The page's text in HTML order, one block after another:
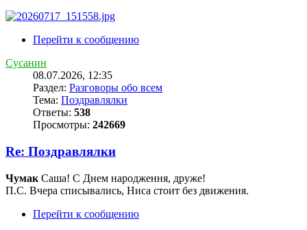
Перейти к сообщению
Сусанин
08.07.2026, 12:35
Раздел: Разговоры обо всем
Тема: Поздравлялки
Ответы: 538
Просмотры: 242669
Re: Поздравлялки
Чумак Саша! С Днем народження, друже!
П.С. Вчера списывались, Ниса стоит без движения.
Перейти к сообщению